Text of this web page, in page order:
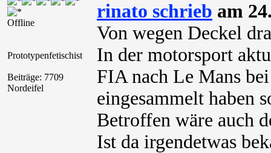
Offline
Prototypenfetischist
Beiträge: 7709
Nordeifel
rinato schrieb am
Von wegen Deckel
In der motorsport
FIA nach Le Mans
eingesammelt haben
Betroffen wäre auch
Ist da irgendetwas